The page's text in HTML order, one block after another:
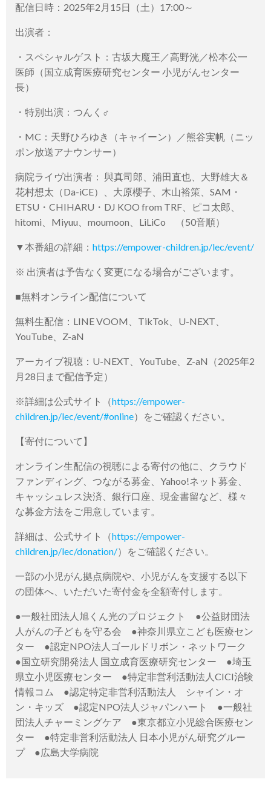
配信日時：2025年2月15日（土）17:00～
出演者：
・スペシャルゲスト：古坂大魔王／高野洸／松本公一
医師（国立成育医療研究センター 小児がんセンター
長）
・特別出演：つんく♂
・MC：天野ひろゆき（キャイーン）／熊谷実帆（ニッ
ポン放送アナウンサー）
病院ライヴ出演者： 與真司郎、浦田直也、大野雄大＆
花村想太（Da-iCE）、大原櫻子、木山裕策、SAM・
ETSU・CHIHARU・DJ KOO from TRF、ピコ太郎、
hitomi、Miyuu、moumoon、LiLiCo （50音順）
▼本番組の詳細： https://empower-children.jp/lec/event/
※ 出演者は予告なく変更になる場合がございます。
■無料オンライン配信について
無料生配信：LINE VOOM、TikTok、U-NEXT、
YouTube、Z-aN
アーカイブ視聴：U-NEXT、YouTube、Z-aN（2025年2
月28日まで配信予定）
※詳細は公式サイト（https://empower-
children.jp/lec/event/#online）をご確認ください。
【寄付について】
オンライン生配信の視聴による寄付の他に、クラウド
ファンディング、つながる募金、Yahoo!ネット募金、
キャッシュレス決済、銀行口座、現金書留など、様々
な募金方法をご用意しています。
詳細は、公式サイト（https://empower-
children.jp/lec/donation/）をご確認ください。
一部の小児がん拠点病院や、小児がんを支援する以下
の団体へ、いただいた寄付金を全額寄付します。
●一般社団法人旭くん光のプロジェクト ●公益財団法
人がんの子どもを守る会 ●神奈川県立こども医療セン
ター ●認定NPO法人ゴールドリボン・ネットワーク
●国立研究開発法人 国立成育医療研究センター ●埼玉
県立小児医療センター ●特定非営利活動法人CICI治験
情報コム ●認定特定非営利活動法人 シャイン・オ
ン・キッズ ●認定NPO法人ジャパンハート ●一般社
団法人チャーミングケア ●東京都立小児総合医療セン
ター ●特定⾮営利活動法⼈ 日本小児がん研究グルー
プ ●広島大学病院